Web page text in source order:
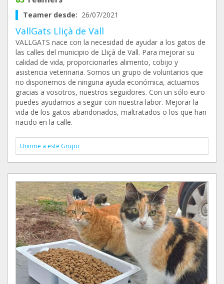
Teamer desde: 26/07/2021
VallGats Lliçà de Vall
VALLGATS nace con la necesidad de ayudar a los gatos de
las calles del municipio de Lliçà de Vall. Para mejorar su
calidad de vida, proporcionarles alimento, cobijo y
asistencia veterinaria. Somos un grupo de voluntarios que
no disponemos de ninguna ayuda económica, actuamos
gracias a vosotros, nuestros seguidores. Con un sólo euro
puedes ayudarnos a seguir con nuestra labor. Mejorar la
vida de los gatos abandonados, maltratados o los que han
nacido en la calle.
Unirme a este Grupo